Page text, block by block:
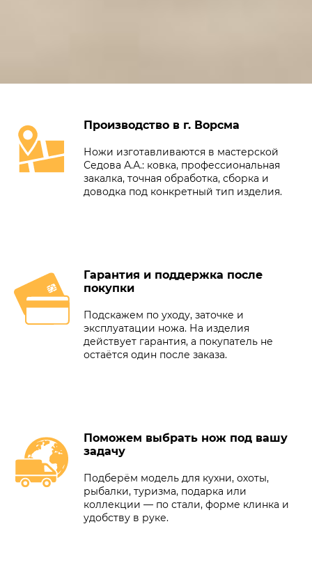
Производство в г. Ворсма
Ножи изготавливаются в мастерской
Седова А.А.: ковка, профессиональная
закалка, точная обработка, сборка и
доводка под конкретный тип изделия.
Гарантия и поддержка после
покупки
Подскажем по уходу, заточке и
эксплуатации ножа. На изделия
действует гарантия, а покупатель не
остаётся один после заказа.
Поможем выбрать нож под вашу
задачу
Подберём модель для кухни, охоты,
рыбалки, туризма, подарка или
коллекции — по стали, форме клинка и
удобству в руке.